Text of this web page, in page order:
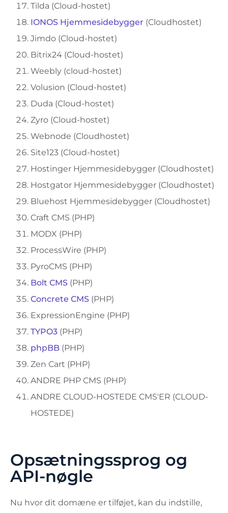
Tilda (Cloud-hostet)
IONOS Hjemmesidebygger (Cloudhostet)
Jimdo (Cloud-hostet)
Bitrix24 (Cloud-hostet)
Weebly (cloud-hostet)
Volusion (Cloud-hostet)
Duda (Cloud-hostet)
Zyro (Cloud-hostet)
Webnode (Cloudhostet)
Site123 (Cloud-hostet)
Hostinger Hjemmesidebygger (Cloudhostet)
Hostgator Hjemmesidebygger (Cloudhostet)
Bluehost Hjemmesidebygger (Cloudhostet)
Craft CMS (PHP)
MODX (PHP)
ProcessWire (PHP)
PyroCMS (PHP)
Bolt CMS (PHP)
Concrete CMS (PHP)
ExpressionEngine (PHP)
TYPO3 (PHP)
phpBB (PHP)
Zen Cart (PHP)
ANDRE PHP CMS (PHP)
ANDRE CLOUD-HOSTEDE CMS'ER (CLOUD-
HOSTEDE)
Opsætningssprog og
API-nøgle
Nu hvor dit domæne er tilføjet, kan du indstille,